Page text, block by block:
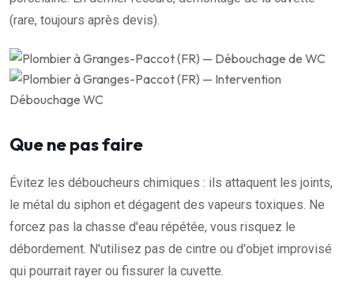
(rare, toujours après devis).
Que ne pas faire
Évitez les déboucheurs chimiques : ils attaquent les joints,
le métal du siphon et dégagent des vapeurs toxiques. Ne
forcez pas la chasse d'eau répétée, vous risquez le
débordement. N'utilisez pas de cintre ou d'objet improvisé
qui pourrait rayer ou fissurer la cuvette.